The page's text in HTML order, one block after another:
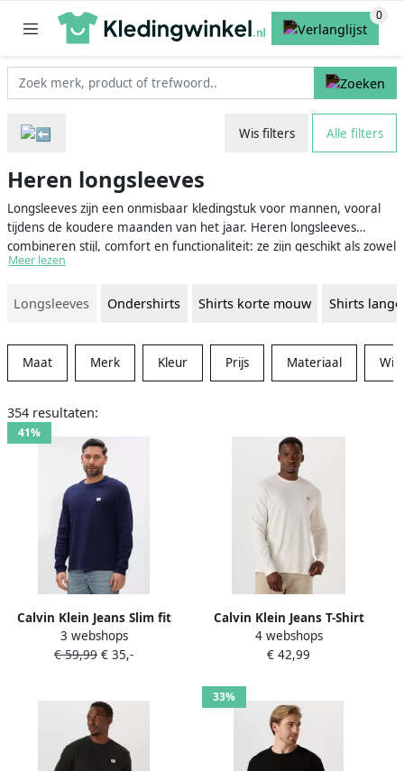
Wis filters Alle filters
Heren longsleeves
Longsleeves zijn een onmisbaar kledingstuk voor mannen, vooral
tijdens de koudere maanden van het jaar. Heren longsleeves
combineren stijl, comfort en functionaliteit: ze zijn geschikt als zowel
casual als formele kleding en bieden vaak extra warmte. De
op elke garderobe. Of je nu op zoek bent naar een basic longsleeve
combineren met een chique blazer, je vindt het allemaal op onze
kleding vergelijkingswebsite.
Meer lezen
Longsleeves Ondershirts Shirts korte mouw Shirts
Maat Merk Kleur Prijs Materiaal
354 resultaten:
41%
Calvin Klein Jeans Slim fit
shirt met lange mouwen en
logopatch model 'Waffle'
3 webshops
€ 59,99 € 35,-
Calvin Klein Jeans T-Shirt
Lange Mouw LS WAFFLE
BADGE CREW LV040EM217
4 webshops
€ 42,99
33%